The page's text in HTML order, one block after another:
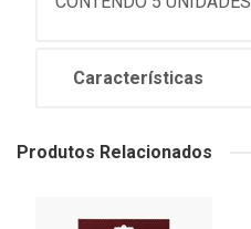
Características
Produtos Relacionados